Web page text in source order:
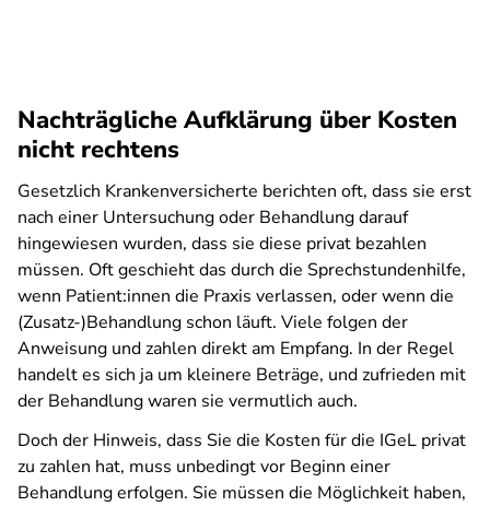
Nachträgliche Aufklärung über Kosten
nicht rechtens
Gesetzlich Krankenversicherte berichten oft, dass sie erst
nach einer Untersuchung oder Behandlung darauf
hingewiesen wurden, dass sie diese privat bezahlen
müssen. Oft geschieht das durch die Sprechstundenhilfe,
wenn Patient:innen die Praxis verlassen, oder wenn die
(Zusatz-)Behandlung schon läuft. Viele folgen der
Anweisung und zahlen direkt am Empfang. In der Regel
handelt es sich ja um kleinere Beträge, und zufrieden mit
der Behandlung waren sie vermutlich auch.
Doch der Hinweis, dass Sie die Kosten für die IGeL privat
zu zahlen hat, muss unbedingt vor Beginn einer
Behandlung erfolgen. Sie müssen die Möglichkeit haben,